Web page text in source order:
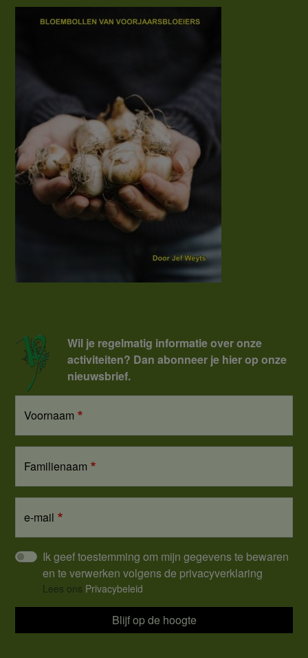
Wil je regelmatig informatie over onze
activiteiten? Dan abonneer je hier op onze
nieuwsbrief.
Voornaam
Familienaam
e-mail
Ik geef toestemming om mijn gegevens te bewaren
en te verwerken volgens de privacyverklaring
Lees ons Privacybeleid
Blijf op de hoogte